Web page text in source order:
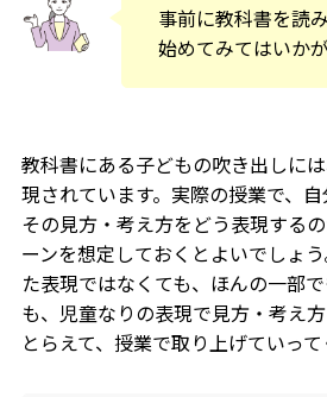
事前に教科書を読
始めてみてはいか
教科書にある子どもの吹き出しに
現されています。実際の授業で、
その見方・考え方をどう表現する
ーンを想定しておくとよいでしょ
た表現ではなくても、ほんの一部
も、児童なりの表現で見方・考え
とらえて、授業で取り上げていって